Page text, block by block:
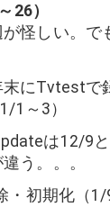
26）
が怪しい。で
にTvtestで
1～3）
は12/9
う。。。
・初期化（